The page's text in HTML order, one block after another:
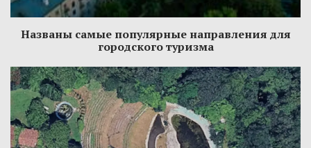
Названы самые популярные направления для
городского туризма